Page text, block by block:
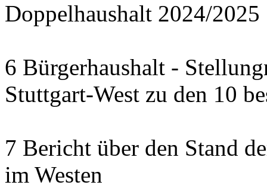
Doppelhaushalt 2024/2025
6 Bürgerhaushalt -
Stuttgart-West zu den 10
7 Bericht über den Stand
im Westen